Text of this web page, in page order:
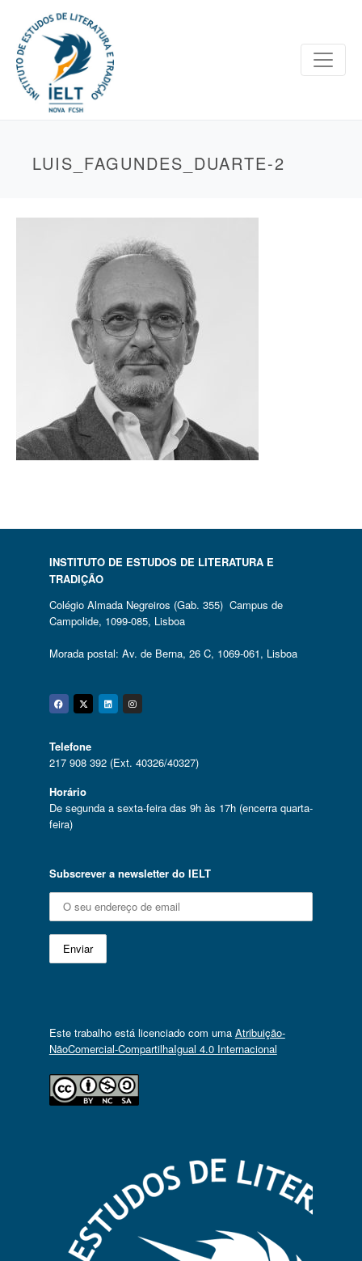
LUIS_FAGUNDES_DUARTE-2
INSTITUTO DE ESTUDOS DE LITERATURA E
TRADIÇÃO
Colégio Almada Negreiros (Gab. 355) Campus de
Campolide, 1099-085, Lisboa
Morada postal: Av. de Berna, 26 C, 1069-061, Lisboa
Facebook
Twitter
Linkedin
Instagram
Telefone
217 908 392 (Ext. 40326/40327)
Horário
De segunda a sexta-feira das 9h às 17h (encerra quarta-
feira)
Subscrever a newsletter do IELT
Este trabalho está licenciado com uma Atribuição-
NãoComercial-CompartilhaIgual 4.0 Internacional